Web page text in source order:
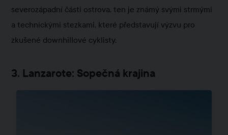
severozápadní části ostrova, ten je známý svými strmými
a technickými stezkami, které představují výzvu pro
zkušené downhillové cyklisty.
3. Lanzarote: Sopečná krajina